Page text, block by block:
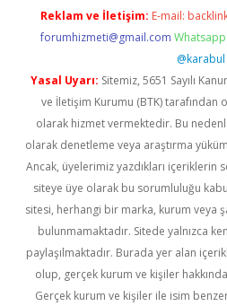
Reklam ve İletişim: E-mail:
forumhizmeti@gmail.com
@karabul
Yasal Uyarı: Sitemiz, 5651 Sayılı
ve İletişim Kurumu (BTK) tarafından
olarak hizmet vermektedir. Bu
olarak denetleme veya araştırma
Ancak, üyelerimiz yazdıkları içeriklerin
siteye üye olarak bu sorumluluğu
sitesi, herhangi bir marka, kurum veya
bulunmamaktadır. Sitede yalnızca
paylaşılmaktadır. Burada yer alan
olup, gerçek kurum ve kişiler
Gerçek kurum ve kişiler ile isim